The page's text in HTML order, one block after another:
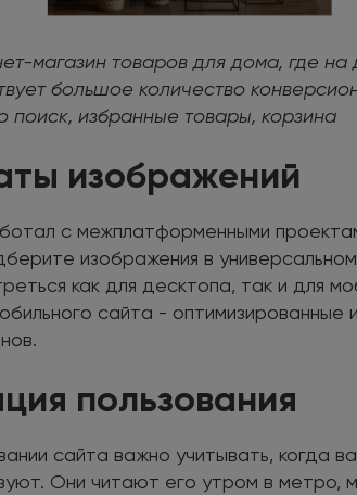
магазин товаров для дома, где на
большое количество
поиск, избранные товары, корзина
изображений
с межплатформенными
изображения в
как для десктопа, так и для
сайта - оптимизированные
пользования
сайта важно учитывать, когда
Они читают его утром в метро,